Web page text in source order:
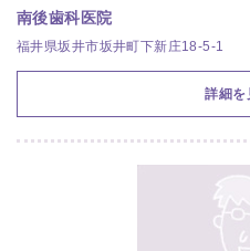
南後歯科医院
福井県坂井市坂井町下新庄18-5-1
詳細を